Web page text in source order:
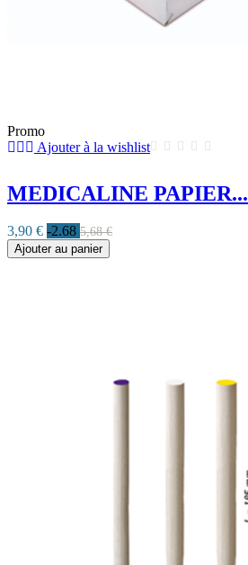
Promo
Ajouter à la wishlist
MEDICALINE PAPIER...
3,90 € -2.68 5,68 €
Ajouter au panier